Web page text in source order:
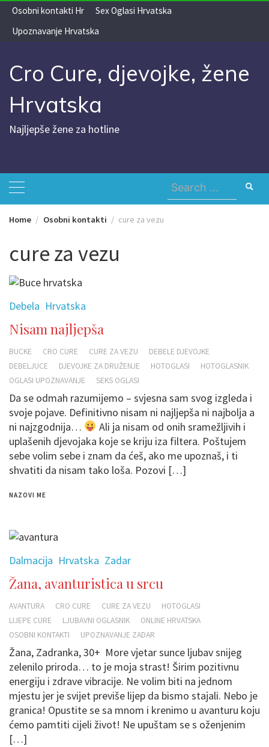
Skip
content
Osobni kontakti Hr
Sex Oglasi Hrvatska
Upoznavanje Hrvatska
Cro Cure, djevojke, žene
Hrvatska
Najljepše žene za hotline
Search
for:
Home Osobni kontakti cure za vezu
cure za vezu
Debela Hrvatska
Nisam najljepša
BUCKE CRO CURE CURE ZA VEZU
DEBELE DJEVOJKE
DEBELJUCE
DJEVOJKE ZA DRUŽENJE HOTOGLASI
HOTOGLASNIK
OGLASI UPOZNAVANJE
SEKS OGLASI
Da se odmah razumijemo – svjesna sam svog izgleda i
svoje pojave. Definitivno nisam ni najljepša ni najbolja a
ni najzgodnija…
Ali ja nisam od onih sramežljivih i
uplašenih djevojaka koje se kriju iza filtera. Poštujem
sebe volim sebe i znam da ćeš, ako me upoznaš, i ti
shvatiti da nisam tako loša. Pozovi […]
NAZOVI ME
Dalmacija Hrvatska Zadar
Žana, avanturistica u srcu
AVANTURA CRO CURE CURE ZA VEZU
HOTOGLASI
LIJEPE CURE
LJUBAVNI OGLASNIK
ONLINE HRVATSKA
OSOBNI KONTAKTI
UPOZNAVANJE ZADAR
Žana, Zadranka, 30+ More vjetar sunce ljubav snijeg
zelenilo priroda… to je moja strast! Širim pozitivnu
energiju i zdrave vibracije. Ne volim biti na jednom
mjestu jer je svijet previše lijep da bismo stajali. Nebo je
granica! Opustite se sa mnom i krenimo u avanturu koju
ćemo pamtiti cijeli život! Ne upuštam se s oženjenim
[…]